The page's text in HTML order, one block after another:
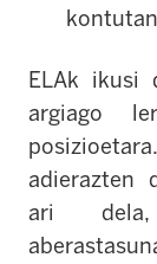
ELAk ikusi
argiago
adierazten
ari